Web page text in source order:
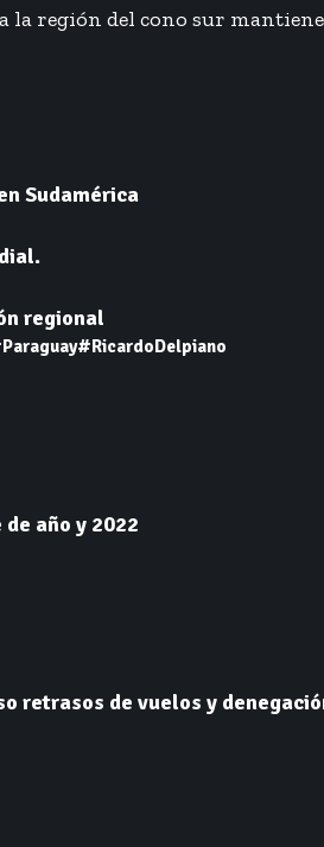
la región del cono sur
Sudamérica
regional
#RicardoDelpiano
año y 2022
retrasos de vuelos y